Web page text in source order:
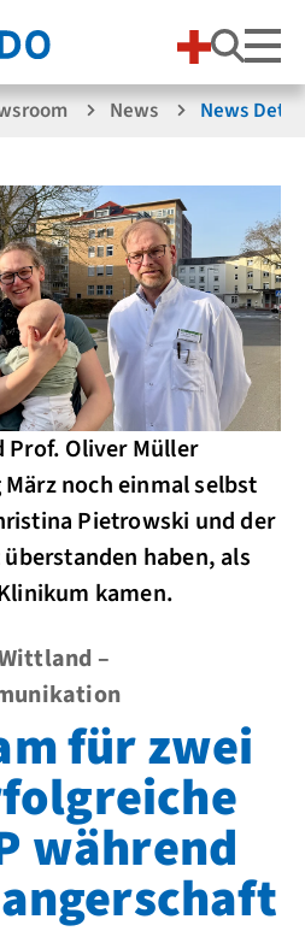
News News
Prof. Oliver Müller
noch einmal selbst
Pietrowski und der
haben, als
kamen.
–
für zwei
während